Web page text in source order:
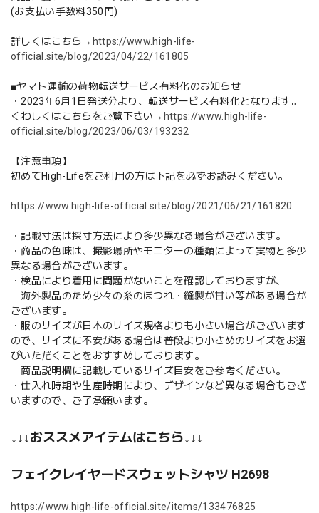
(お支払い手数料350円)
詳しくはこちら→ https://www.high-life-
official.site/blog/2023/04/22/161805
■ヤマト運輸の荷物転送サービス有料化のお知らせ
・2023年6月1日発送分より、転送サービス有料化となります。
くわしくはこちらをご覧下さい→ https://www.high-life-
official.site/blog/2023/06/03/193232
【注意事項】
初めてHigh-Lifeをご利用の方は下記を必ずお読みください。
https://www.high-life-official.site/blog/2021/06/21/161820
・記載寸法は採寸方法により多少異なる場合がございます。
・商品の色味は、撮影場所やモニターの種類によって実物と多少
異なる場合がございます。
・検品により着用に問題がないことを確認しておりますが、
海外製品のため少々の糸のほつれ・縫製が甘い等がある場合が
ございます。
・服のサイズが日本のサイズ規格よりも小さい場合がございます
ので、サイズに不安がある場合は普段より小さめのサイズをお選
びいただくことをおすすめしております。
商品説明欄に記載しているサイズ目安をご参考ください。
・仕入れ時期や生産時期により、デザインなど異なる場合もござ
いますので、ご了承願います。
↓↓↓おススメアイテムはこちら↓↓↓
フェイクレイヤードスウェットシャツ H2698
https://www.high-life-official.site/items/133476825